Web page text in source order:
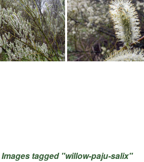
Images tagged "willow-paju-salix"